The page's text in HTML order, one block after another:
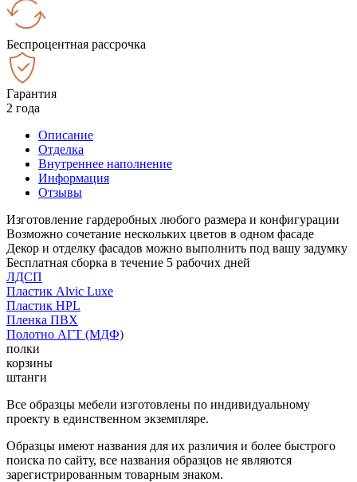
Беспроцентная рассрочка
Гарантия
2 года
Описание
Отделка
Внутреннее наполнение
Информация
Отзывы
Изготовление гардеробных любого размера и конфигурации
Возможно сочетание нескольких цветов в одном фасаде
Декор и отделку фасадов можно выполнить под вашу задумку
Бесплатная сборка в течение 5 рабочих дней
ЛДСП
Пластик Alvic Luxe
Пластик HPL
Пленка ПВХ
Полотно АГТ (МДФ)
полки
корзины
штанги
Все образцы мебели изготовлены по индивидуальному
проекту в единственном экземпляре.
Образцы имеют названия для их различия и более быстрого
поиска по сайту, все названия образцов не являются
зарегистрированным товарным знаком.